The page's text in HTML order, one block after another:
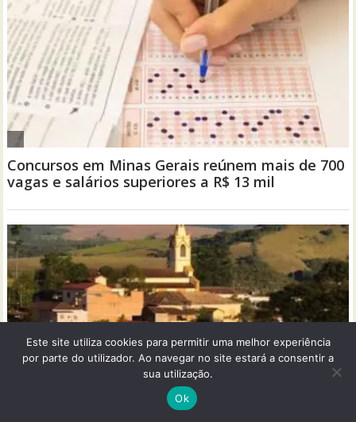
Este site utiliza cookies para permitir uma melhor experiência
por parte do utilizador. Ao navegar no site estará a consentir a
sua utilização.
Ok